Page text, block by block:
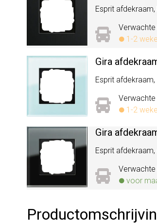
Esprit
Verwachte
1-2
Gira
Esprit
Verwachte
1-2
Gira
Esprit
Verwachte
voor